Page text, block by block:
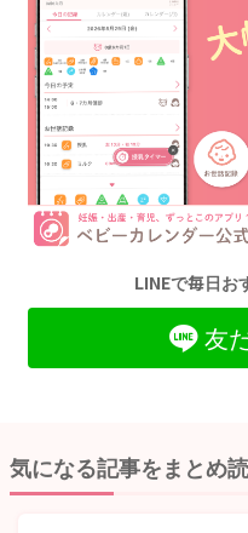
LINEで毎日お
友
気になる記事をまとめ